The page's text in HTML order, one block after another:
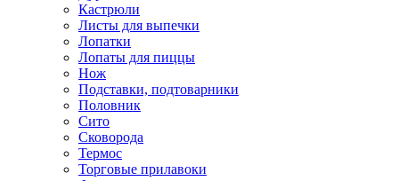
Кастрюли
Листы для выпечки
Лопатки
Лопаты для пиццы
Нож
Подставки, подтоварники
Половник
Сито
Сковорода
Термос
Торговые прилавоки